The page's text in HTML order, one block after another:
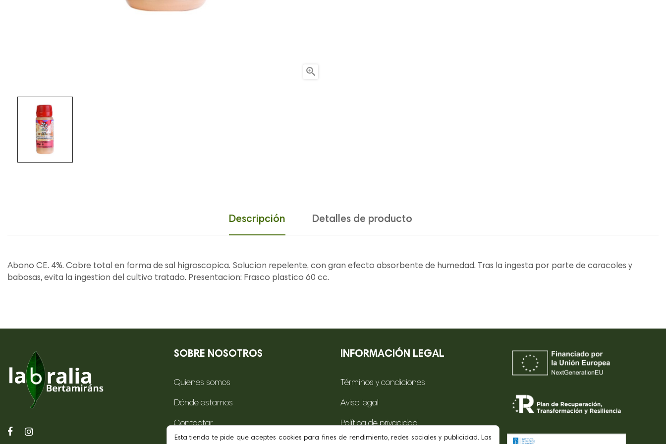

Descripción Detalles de producto
Abono CE. 4%. Cobre total en forma de sal higroscopica. Solucion repelente, con gran efecto absorbente de humedad. Tras la ingesta por parte de caracoles y
babosas, evita la ingestion del cultivo tratado. Presentacion: Frasco plastico 60 cc.
SOBRE NOSOTROS
Quienes somos
Dónde estamos
Contactar
INFORMACIÓN LEGAL
Términos y condiciones
Aviso legal
Política de privacidad
Esta tienda te pide que aceptes cookies para fines de rendimiento, redes sociales y publicidad. Las